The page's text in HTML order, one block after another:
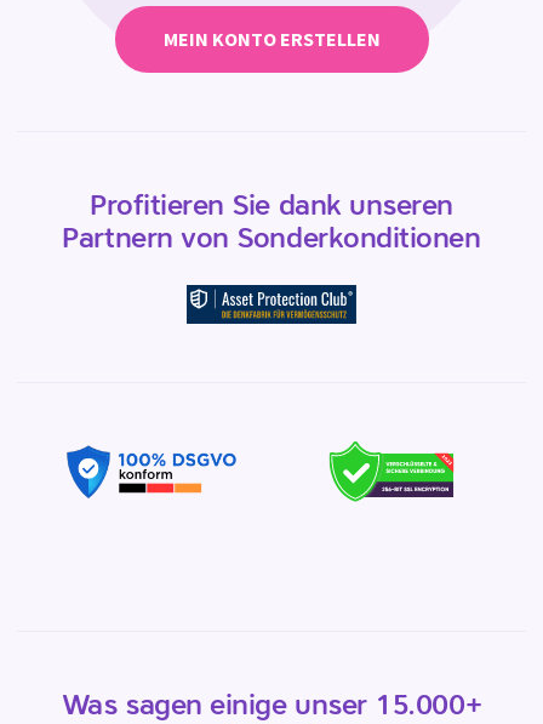
MEIN KONTO ERSTELLEN
Profitieren Sie dank unseren
Partnern von Sonderkonditionen
Was sagen einige unser 15.000+